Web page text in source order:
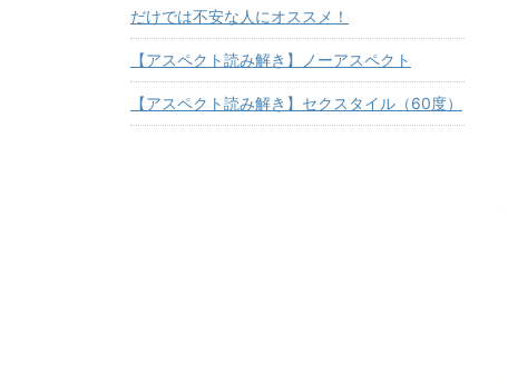
だけでは不安な人にオススメ！
【アスペクト読み解き】ノーアスペクト
【アスペクト読み解き】セクスタイル（60度）